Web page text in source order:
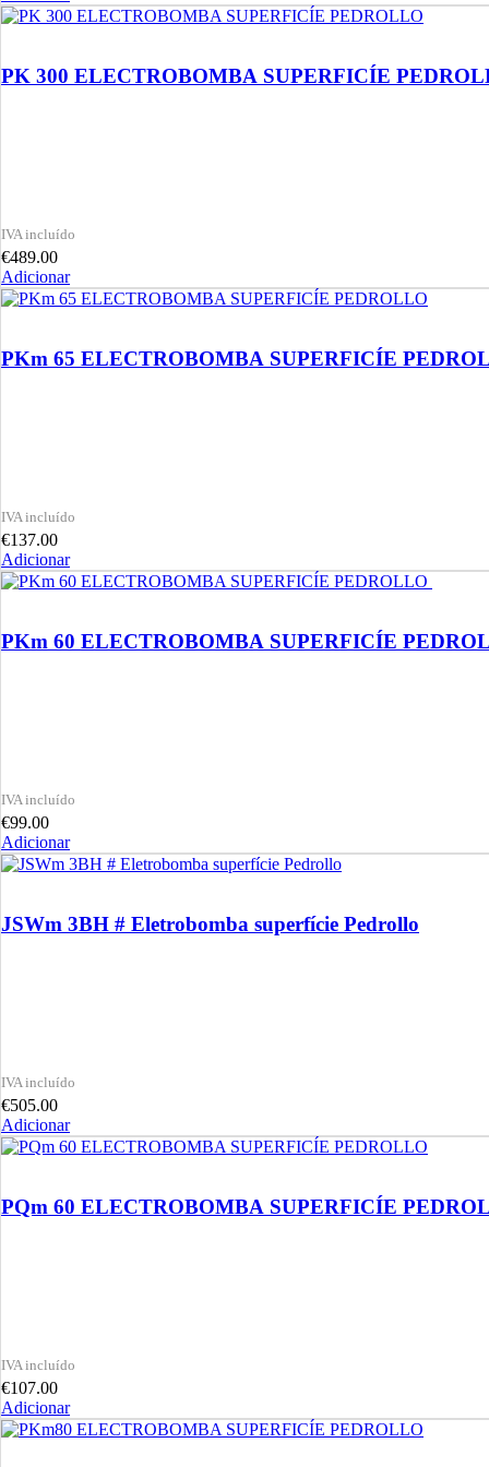
PK 300 ELECTROBOMBA
€489.00
Adicionar
PKm 65 ELECTROBOMBA
€137.00
Adicionar
PKm 60 ELECTROBOMBA SUPERFICÍE
€99.00
Adicionar
JSWm 3BH # Eletrobomba superfície Pedrollo
€505.00
Adicionar
PQm 60 ELECTROBOMBA
€107.00
Adicionar